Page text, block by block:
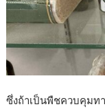
ซึ่งถ้าเป็นพืชควบคุมท